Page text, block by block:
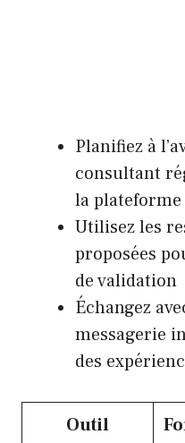
Planifiez à
consultant
la plateforme
Utilisez les
proposées
de validation
Échangez
messagerie
des
Outil